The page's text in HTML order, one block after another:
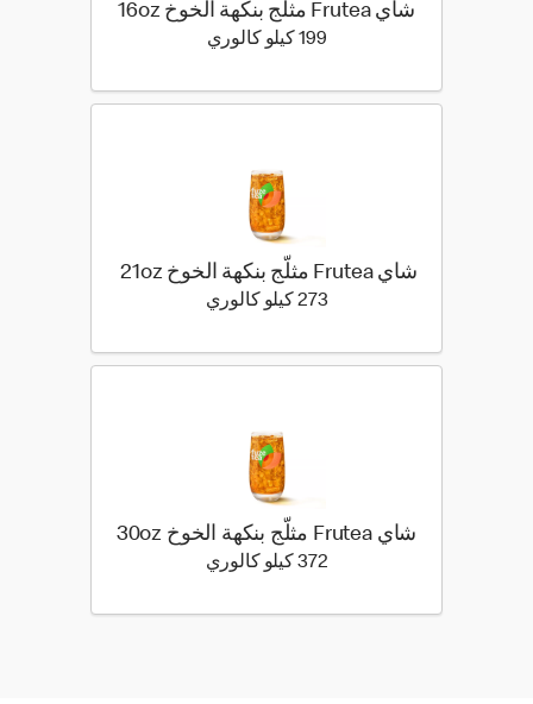
شاي Frutea مثلّج بنكهة الخوخ 16oz
199 كيلو كالوري
شاي Frutea مثلّج بنكهة الخوخ 21oz
273 كيلو كالوري
شاي Frutea مثلّج بنكهة الخوخ 30oz
372 كيلو كالوري